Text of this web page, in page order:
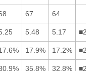
67 64
5.48 5.17
17.9% 17.2%
35.8% 32.8%